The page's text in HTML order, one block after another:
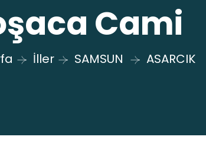
Cami
İller SAMSUN ASARCIK